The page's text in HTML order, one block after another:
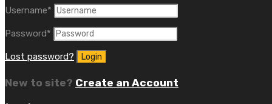
Username*
Password*
Lost password?
New to site? Create an Account